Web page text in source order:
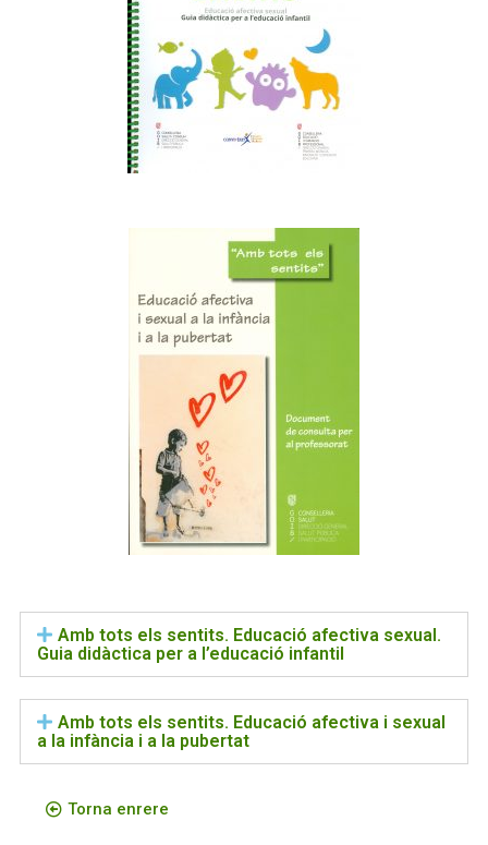
Amb tots els sentits. Educació afectiva sexual.
Guia didàctica per a l’educació infantil
Amb tots els sentits. Educació afectiva i sexual
a la infància i a la pubertat
Torna enrere